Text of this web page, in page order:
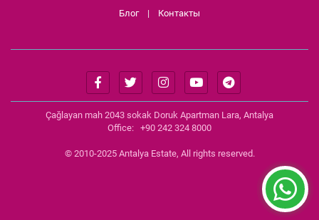
Блог| Контакты
Çağlayan mah 2043 sokak Doruk Apartman Lara, Antalya
Office: +90 242 324 8000
© 2010-2025 Antalya Estate, All rights reserved.